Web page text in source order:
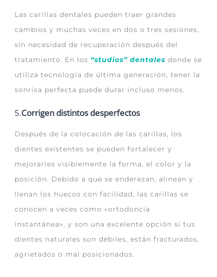
Las carillas dentales pueden traer grandes
cambios y muchas veces en dos o tres sesiones,
sin necesidad de recuperación después del
tratamiento. En los “studios” dentales donde se
utiliza tecnología de última generación, tener la
sonrisa perfecta puede durar incluso menos.
5.Corrigen distintos desperfectos
Después de la colocación de las carillas, los
dientes existentes se pueden fortalecer y
mejorarles visiblemente la forma, el color y la
posición. Debido a que se enderezan, alinean y
llenan los huecos con facilidad, las carillas se
conocen a veces como «ortodoncia
instantánea», y son una excelente opción si tus
dientes naturales son débiles, están fracturados,
agrietados o mal posicionados.